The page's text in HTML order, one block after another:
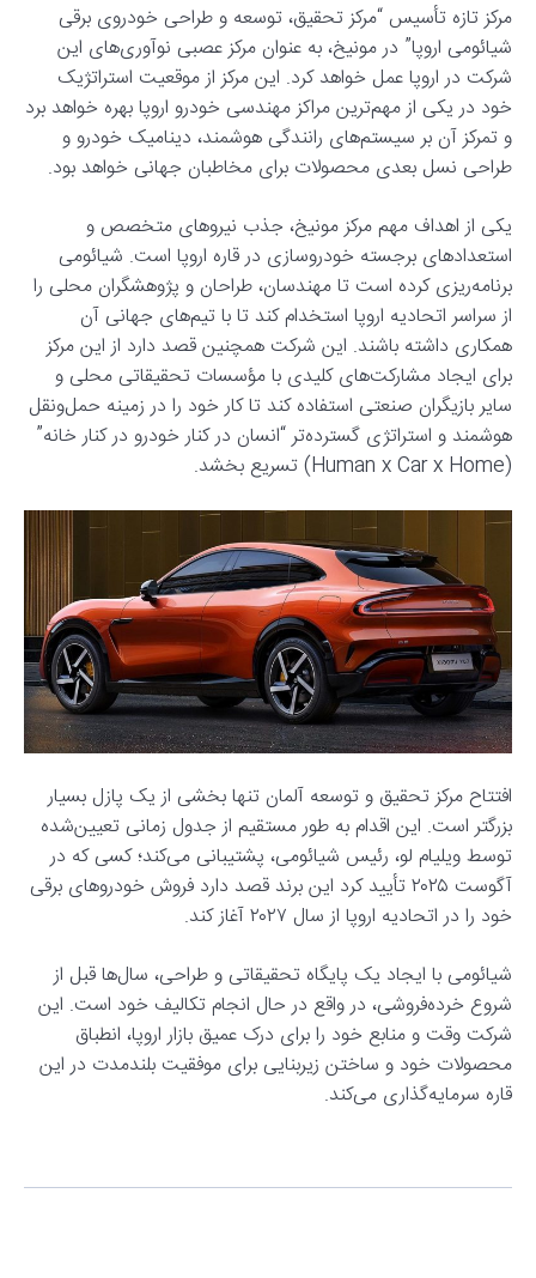
مرکز تازه تأسیس “مرکز تحقیق، توسعه و طراحی خودروی برقی
شیائومی اروپا” در مونیخ، به عنوان مرکز عصبی نوآوری‌های این
شرکت در اروپا عمل خواهد کرد. این مرکز از موقعیت استراتژیک
خود در یکی از مهم‌ترین مراکز مهندسی خودرو اروپا بهره خواهد برد
و تمرکز آن بر سیستم‌های رانندگی هوشمند، دینامیک خودرو و
طراحی نسل بعدی محصولات برای مخاطبان جهانی خواهد بود.
یکی از اهداف مهم مرکز مونیخ، جذب نیروهای متخصص و
استعدادهای برجسته خودروسازی در قاره اروپا است. شیائومی
برنامه‌ریزی کرده است تا مهندسان، طراحان و پژوهشگران محلی را
از سراسر اتحادیه اروپا استخدام کند تا با تیم‌های جهانی آن
همکاری داشته باشند. این شرکت همچنین قصد دارد از این مرکز
برای ایجاد مشارکت‌های کلیدی با مؤسسات تحقیقاتی محلی و
سایر بازیگران صنعتی استفاده کند تا کار خود را در زمینه حمل‌ونقل
هوشمند و استراتژی گسترده‌تر “انسان در کنار خودرو در کنار خانه”
(Human x Car x Home) تسریع بخشد.
افتتاح مرکز تحقیق و توسعه آلمان تنها بخشی از یک پازل بسیار
بزرگتر است. این اقدام به طور مستقیم از جدول زمانی تعیین‌شده
توسط ویلیام لو، رئیس شیائومی، پشتیبانی می‌کند؛ کسی که در
آگوست ۲۰۲۵ تأیید کرد این برند قصد دارد فروش خودروهای برقی
خود را در اتحادیه اروپا از سال ۲۰۲۷ آغاز کند.
شیائومی با ایجاد یک پایگاه تحقیقاتی و طراحی، سال‌ها قبل از
شروع خرده‌فروشی، در واقع در حال انجام تکالیف خود است. این
شرکت وقت و منابع خود را برای درک عمیق بازار اروپا، انطباق
محصولات خود و ساختن زیربنایی برای موفقیت بلندمدت در این
قاره سرمایه‌گذاری می‌کند.